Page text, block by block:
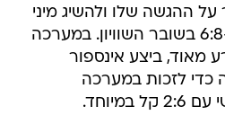
ההגשה שלו ולהשיג מיני
שבירה נוספת בדרך ל-6:8 בשובר השוויון. במערכה
מאוד, ביצע אינספור
כדי לזכות במערכה